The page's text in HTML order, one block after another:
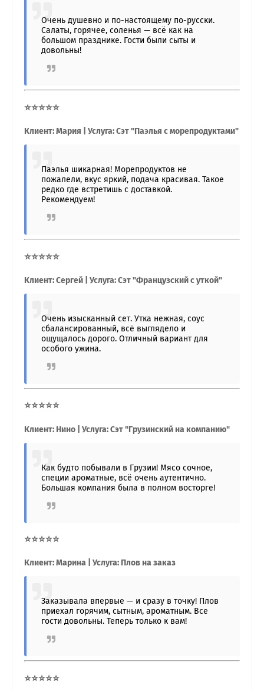
Очень душевно и по-настоящему по-русски.
Салаты, горячее, соленья — всё как на
большом празднике. Гости были сыты и
довольны!
⭐⭐⭐⭐⭐
Клиент: Мария | Услуга: Сэт "Паэлья с морепродуктами"
Паэлья шикарная! Морепродуктов не
пожалели, вкус яркий, подача красивая. Такое
редко где встретишь с доставкой.
Рекомендуем!
⭐⭐⭐⭐⭐
Клиент: Сергей | Услуга: Сэт "Французский с уткой"
Очень изысканный сет. Утка нежная, соус
сбалансированный, всё выглядело и
ощущалось дорого. Отличный вариант для
особого ужина.
⭐⭐⭐⭐⭐
Клиент: Нино | Услуга: Сэт "Грузинский на компанию"
Как будто побывали в Грузии! Мясо сочное,
специи ароматные, всё очень аутентично.
Большая компания была в полном восторге!
⭐⭐⭐⭐⭐
Клиент: Марина | Услуга: Плов на заказ
Заказывала впервые — и сразу в точку! Плов
приехал горячим, сытным, ароматным. Все
гости довольны. Теперь только к вам!
⭐⭐⭐⭐⭐